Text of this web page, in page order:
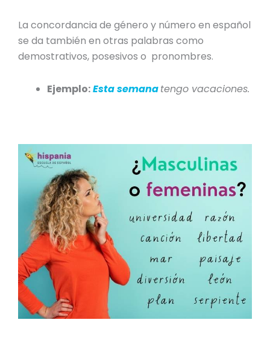
La concordancia degénero y número en español
se da también en otras palabras como
demostrativos, posesivos o pronombres.
Ejemplo:Esta semanatengo vacaciones.